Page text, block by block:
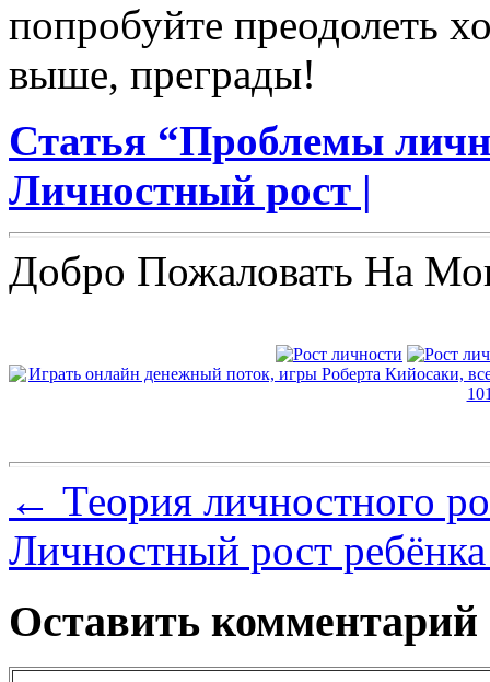
попробуйте преодолеть
выше, преграды!
Статья “Проблемы
Личностный рост |
Добро Пожаловать На
← Теория личностного
Личностный рост
Оставить комментарий